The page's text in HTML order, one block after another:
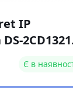
IP
Є в